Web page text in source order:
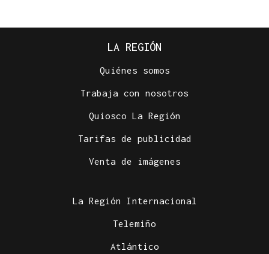
LA REGIÓN
Quiénes somos
Trabaja con nosotros
Quiosco La Región
Tarifas de publicidad
Venta de imágenes
La Región Internacional
Telemiño
Atlántico